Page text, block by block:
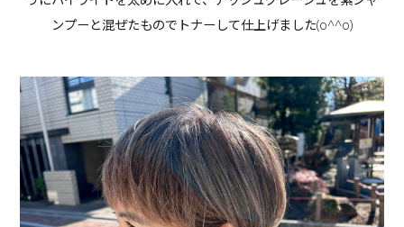
ンプーと混ぜたものでトナーして仕上げました(o^^o)